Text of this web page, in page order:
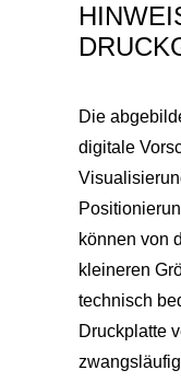
Die
digitale
können von
kleineren
technisch
Druckplatte